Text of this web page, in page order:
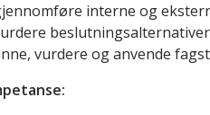
interne og
vurdere og anvende